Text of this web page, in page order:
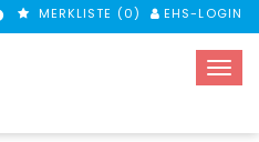
KONTRASTMODUS
MERKLISTE (0) EHS-LOGIN